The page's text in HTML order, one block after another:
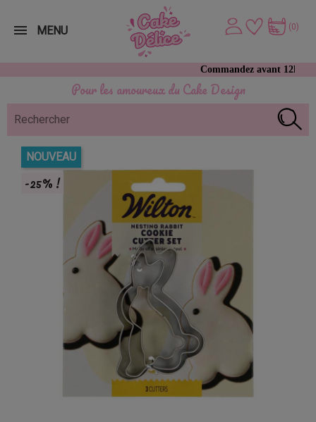
Pour les amoureux du Cake Design
Commandez avant 12h,
(0)
MENU
NOUVEAU
-25% !